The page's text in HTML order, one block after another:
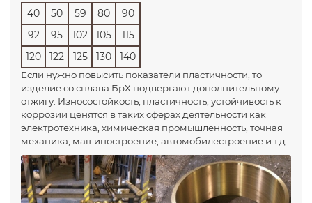
40 50 59 80
90
92
95 102 105
115
120
122 125 130 140
Если нужно повысить показатели пластичности, то
изделие со сплава БрХ подвергают дополнительному
отжигу. Износостойкость, пластичность, устойчивость к
коррозии ценятся в таких сферах деятельности как
электротехника, химическая промышленность, точная
механика, машиностроение, автомобилестроение и т.д.